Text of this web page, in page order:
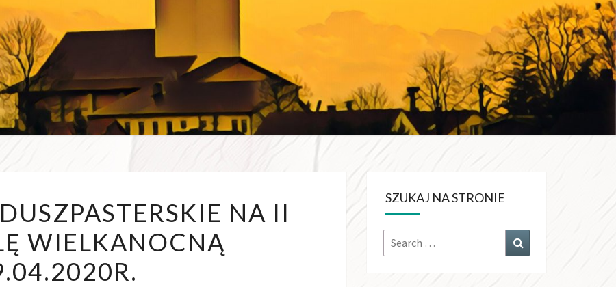
PARAFIA PW.
CHRYSTUSA
KRÓLA
WSZECHŚWIATA
W DOŁUJACH
DUSZPASTERSKIE
NA
II
NIEDZIELĘ
NA II
WIELKANOCNĄ
SZUKAJ NA STRONIE
Search
for: